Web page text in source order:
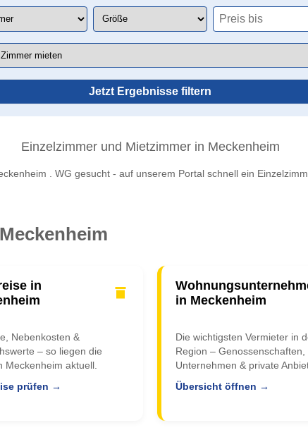
Jetzt Ergebnisse filtern
Einzelzimmer und Mietzimmer in Meckenheim
. WG gesucht - auf unserem Portal schnell ein
in
Nebenkosten &
– so liegen die
Meckenheim aktuell.
prüfen →
in Meckenheim
Die wichtigsten Vermieter in
Region – Genossenschaften,
Unternehmen & private
Übersicht öffnen →